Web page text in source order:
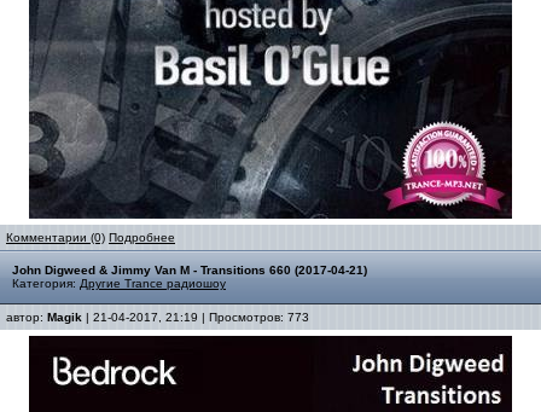
Комментарии (0) Подробнее
John Digweed & Jimmy Van M - Transitions 660 (2017-04-21)
Категория: Другие Trance радиошоу
автор: Magik | 21-04-2017, 21:19 | Просмотров: 773